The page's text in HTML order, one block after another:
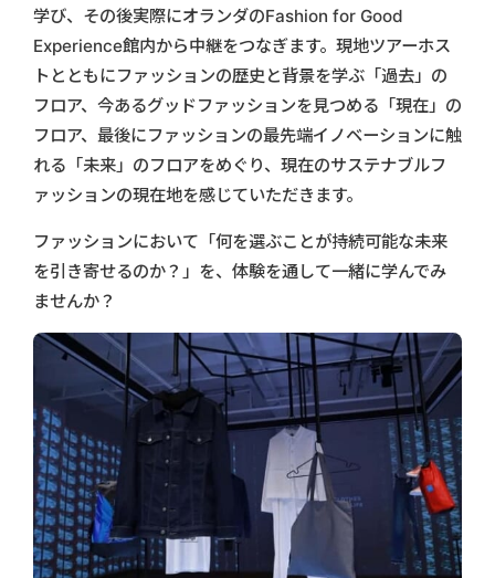
学び、その後実際にオランダのFashion for Good
Experience館内から中継をつなぎます。現地ツアーホス
トとともにファッションの歴史と背景を学ぶ「過去」の
フロア、今あるグッドファッションを見つめる「現在」の
フロア、最後にファッションの最先端イノベーションに触
れる「未来」のフロアをめぐり、現在のサステナブルフ
ァッションの現在地を感じていただきます。
ファッションにおいて「何を選ぶことが持続可能な未来
を引き寄せるのか？」を、体験を通して一緒に学んでみ
ませんか？